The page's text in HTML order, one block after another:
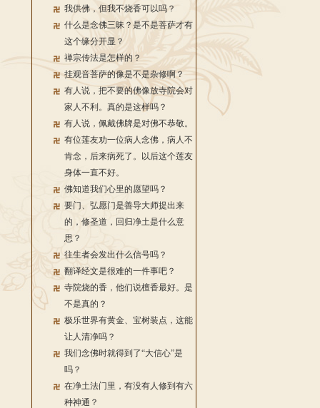
我供佛，但我不烧香可以吗？
什么是念佛三昧？是不是菩萨才有
这个缘分开显？
禅宗传法是怎样的？
挂观音菩萨的像是不是杂修啊？
有人说，把不要的佛像放寺院会对
家人不利。真的是这样吗？
有人说，佩戴佛牌是对佛不恭敬。
有位莲友劝一位病人念佛，病人不
肯念，后来病死了。以后这个莲友
身体一直不好。
佛知道我们心里的愿望吗？
要门、弘愿门是善导大师提出来
的，修圣道，回归净土是什么意
思？
往生者会发出什么信号吗？
翻译经文是很难的一件事吧？
寺院烧的香，他们说檀香最好。是
不是真的？
极乐世界有黄金、宝树装点，这能
让人清净吗？
我们念佛时就得到了“大信心”是
吗？
在净土法门里，有没有人修到有六
种神通？